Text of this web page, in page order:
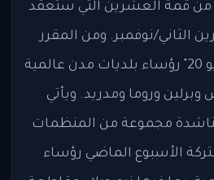
من قمة العشرين التي ستعقد
الثاني/نوفمبر. ومن المقرر
أن يستضيف مؤتمر "يو 20" رؤساء بلديات مدن عالمية
وروما ومدريد. ويأتي
مناشدة مجموعة من المنظمات
الأسبوع الماضي رؤساء